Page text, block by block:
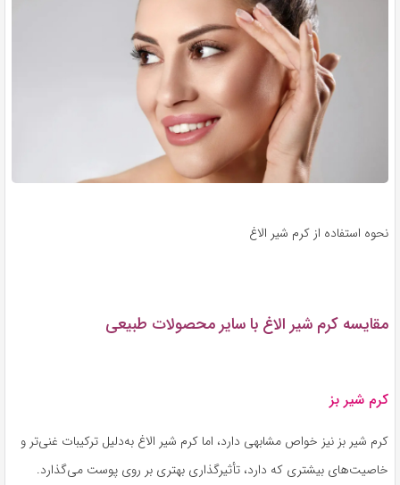
نحوه استفاده از کرم شیر الاغ
مقایسه کرم شیر الاغ با سایر محصولات طبیعی
کرم شیر بز
کرم شیر بز نیز خواص مشابهی دارد، اما کرم شیر الاغ به‌دلیل ترکیبات غنی‌تر و
خاصیت‌های بیشتری که دارد، تأثیرگذاری بهتری بر روی پوست می‌گذارد.